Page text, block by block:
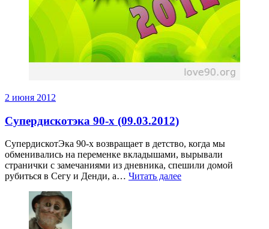
2 июня 2012
Супердискотэка 90-х (09.03.2012)
СупердискотЭка 90-х возвращает в детство, когда мы
обменивались на переменке вкладышами, вырывали
странички с замечаниями из дневника, спешили домой
рубиться в Сегу и Денди, а… Читать далее